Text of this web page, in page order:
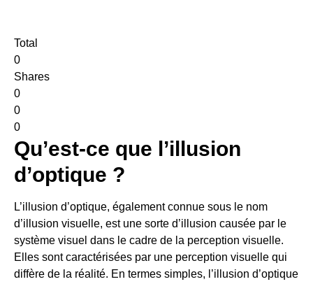
Total
0
Shares
0
0
0
Qu’est-ce que l’illusion
d’optique ?
L’illusion d’optique, également connue sous le nom
d’illusion visuelle, est une sorte d’illusion causée par le
système visuel dans le cadre de la perception visuelle.
Elles sont caractérisées par une perception visuelle qui
diffère de la réalité. En termes simples, l’illusion d’optique